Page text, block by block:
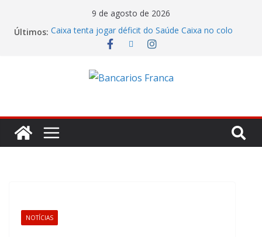
9 de agosto de 2026
Últimos: Caixa tenta jogar déficit do Saúde Caixa no colo
dos empregados e enfrenta rejeição na mesa
7,05 bilhões no segundo trimestre
Itaú atende cobrança da CONTEC e garante
de R$ 275 milhões
Banco do Brasil trava debate econômico e
condiciona avanços à decisão da Fenaban
NOTÍCIAS